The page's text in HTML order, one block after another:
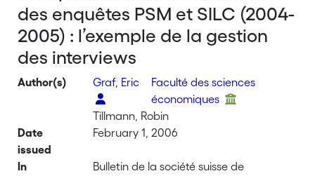
des enquêtes PSM et SILC (2004-
2005) : l’exemple de la gestion
des interviews
Author(s) Graf, Eric
Faculté des sciences
économiques
Tillmann, Robin
Date
issued
February 1, 2006
In
Bulletin de la société suisse de